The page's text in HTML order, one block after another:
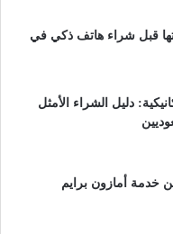
قبل شراء هاتف ذكي في
دليل الشراء الأمثل
خدمة أمازون برايم